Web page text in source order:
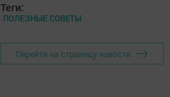
Теги:
ПОЛЕЗНЫЕ СОВЕТЫ
Перейти на страницу новости